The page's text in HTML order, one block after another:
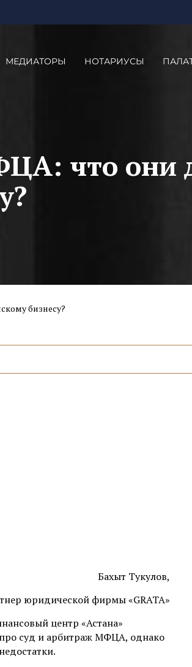
МЕДИАТОРЫ НОТАРИУСЫ
что они
бизнесу?
Бахыт Тукулов,
юридической фирмы «GRATA»
центр «Астана»
суд и арбитраж МФЦА, однако